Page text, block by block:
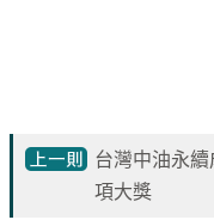
English
台灣中油永
項大獎